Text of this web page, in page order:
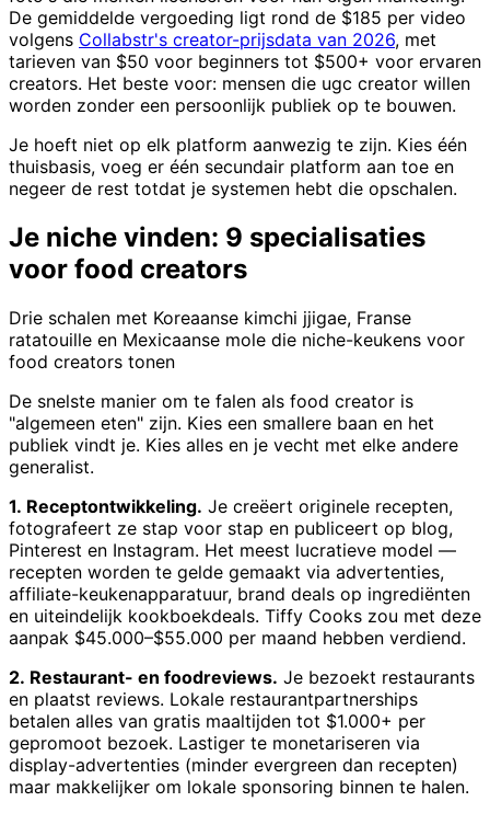
De gemiddelde vergoeding ligt rond de $185 per video
volgens Collabstr's creator-prijsdata van 2026, met
tarieven van $50 voor beginners tot $500+ voor ervaren
creators. Het beste voor: mensen die ugc creator willen
worden zonder een persoonlijk publiek op te bouwen.
Je hoeft niet op elk platform aanwezig te zijn. Kies één
thuisbasis, voeg er één secundair platform aan toe en
negeer de rest totdat je systemen hebt die opschalen.
Je niche vinden: 9 specialisaties
voor food creators
Drie schalen met Koreaanse kimchi jjigae, Franse
ratatouille en Mexicaanse mole die niche-keukens voor
food creators tonen
De snelste manier om te falen als food creator is
"algemeen eten" zijn. Kies een smallere baan en het
publiek vindt je. Kies alles en je vecht met elke andere
generalist.
1. Receptontwikkeling. Je creëert originele recepten,
fotografeert ze stap voor stap en publiceert op blog,
Pinterest en Instagram. Het meest lucratieve model —
recepten worden te gelde gemaakt via advertenties,
affiliate-keukenapparatuur, brand deals op ingrediënten
en uiteindelijk kookboekdeals. Tiffy Cooks zou met deze
aanpak $45.000–$55.000 per maand hebben verdiend.
2. Restaurant- en foodreviews. Je bezoekt restaurants
en plaatst reviews. Lokale restaurantpartnerships
betalen alles van gratis maaltijden tot $1.000+ per
gepromoot bezoek. Lastiger te monetariseren via
display-advertenties (minder evergreen dan recepten)
maar makkelijker om lokale sponsoring binnen te halen.